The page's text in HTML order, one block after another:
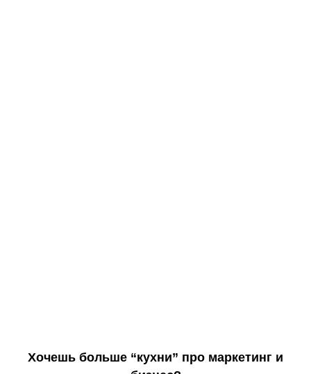
Хочешь больше “кухни” про маркетинг и